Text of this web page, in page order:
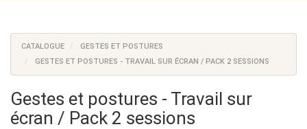
CATALOGUE
GESTES ET POSTURES
GESTES ET POSTURES - TRAVAIL SUR ÉCRAN / PACK 2 SESSIONS
Gestes et postures - Travail sur
écran / Pack 2 sessions